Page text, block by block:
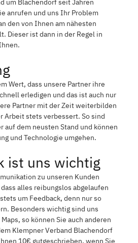
anrufen und uns Ihr Problem
den von Ihnen am nähesten
Dieser ist dann in der Regel in
Wert, dass unsere Partner ihre
erledigen und das ist auch nur
Partner mit der Zeit weiterbilden
Arbeit stets verbessert. So sind
auf dem neusten Stand und können
und Technologie umgehen.
ist uns wichtig
zu unseren Kunden
alles reibungslos abgelaufen
um Feedback, denn nur so
Besonders wichtig sind uns
so können Sie auch anderen
Klempner Verband Blachendorf
10€ gutgeschrieben, wenn Sie